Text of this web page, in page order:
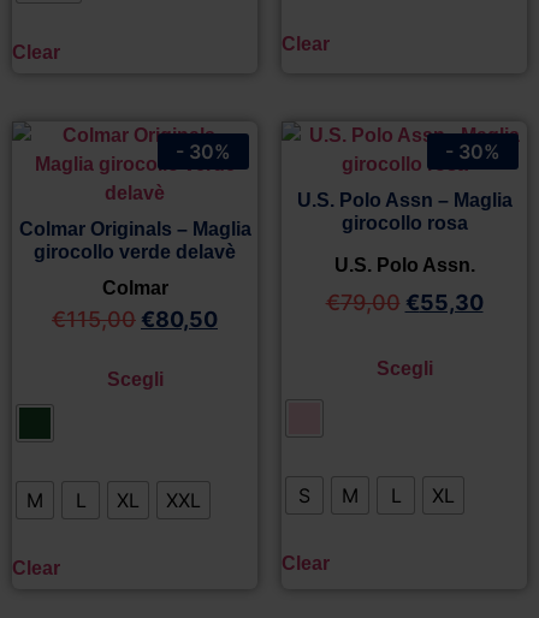
Clear Clear
Colmar Originals – Maglia
girocollo verde delavè
Colmar
€115,00 €80,50
Scegli
M L XL XXL
Clear
- 30%
U.S. Polo Assn – Maglia
girocollo rosa
U.S. Polo Assn.
€79,00 €55,30
Scegli
S M L XL
Clear
- 30%